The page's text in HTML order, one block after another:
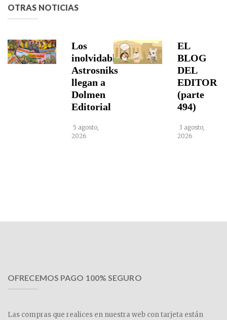
OTRAS NOTICIAS
Los
inolvidables
Astrosniks
llegan a
Dolmen
Editorial
5 agosto,
2026
EL
BLOG
DEL
EDITOR
(parte
494)
3 agosto,
2026
OFRECEMOS PAGO 100% SEGURO
Las compras que realices en nuestra web con tarjeta están